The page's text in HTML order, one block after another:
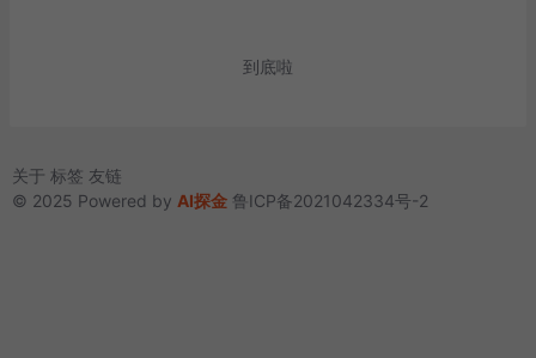
到底啦
关于 标签 友链
© 2025 Powered by AI探金 鲁ICP备2021042334号-2